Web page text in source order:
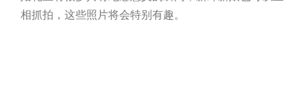
相抓拍，这些照片将会特别有趣。